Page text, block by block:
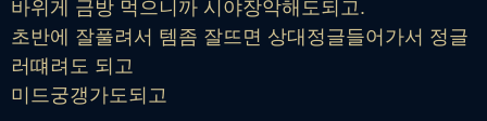
바위게 금방 먹으니까 시야장악해도되고.
초반에 잘풀려서 템좀 잘뜨면 상대정글들어가서 정글
러떄려도 되고
미드궁갱가도되고